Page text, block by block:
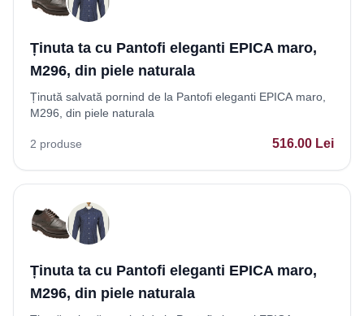
Ținuta ta cu Pantofi eleganti EPICA maro,
M296, din piele naturala
Ținută salvată pornind de la Pantofi eleganti EPICA maro,
M296, din piele naturala
2 produse 516.00 Lei
Ținuta ta cu Pantofi eleganti EPICA maro,
M296, din piele naturala